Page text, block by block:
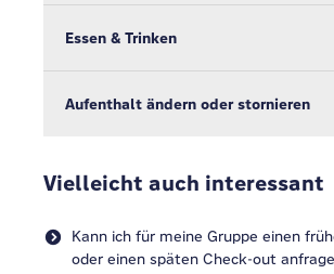
Essen & Trinken
Aufenthalt ändern oder stornieren
Vielleicht auch interessant
Kann ich für meine Gruppe einen
oder einen späten Check-out